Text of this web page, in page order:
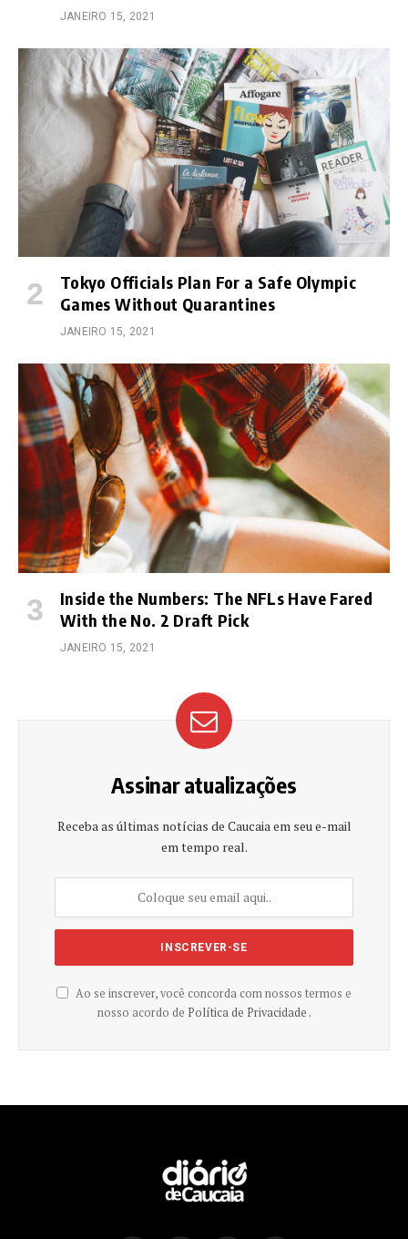
JANEIRO 15, 2021
Tokyo Officials Plan For a Safe Olympic
Games Without Quarantines
JANEIRO 15, 2021
Inside the Numbers: The NFLs Have Fared
With the No. 2 Draft Pick
JANEIRO 15, 2021
Assinar atualizações
Receba as últimas notícias de Caucaia em seu e-mail
em tempo real.
Ao se inscrever, você concorda com nossos termos e
nosso acordo de Política de Privacidade .